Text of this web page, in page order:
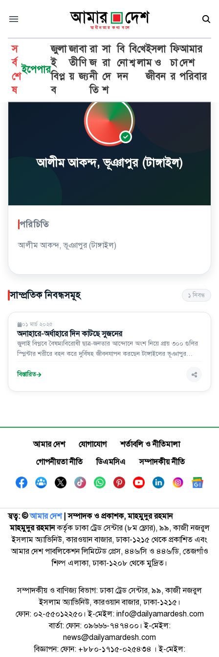
স
র্ব
শে
ষ
ইপেপার
জুলা
ই
বিপ্ল
ব
জা
তী
য়
বা
ণি
জ্য
রা
জ
নী
তি
সা
রা
দে
শ
বি
নো
দন
বি
শ্ব
খে
লা
ইসলা
ম ও
জীবন
ফি
চা
র
আমার
দেশ
পরিবার
আলীম আকন্দ, ভূঞাপুর (টাঙ্গাইল)
পরিচিতি
আলীম আকন্দ, ভূঞাপুর (টাঙ্গাইল)
সাম্প্রতিক নিবন্ধসমূহ ১ নিবন্ধ
জুলাই বিপ্লব
০১ মার্চ ২০২৫
অনাহারে-অর্ধাহারে দিন কাটছে সুজনের
জুলাই বিপ্লবে বৈষম্যবিরোধী ছাত্র-জনতার আন্দোনে অংশ নিয়ে প্রায় ৩০০ গুলির
স্প্লিন্টার শরীরে বহন করে দুর্বিষহ জীবনযাপন করছেন টাঙ্গাইলের ভূঞাপুর
বিস্তারিত
আমার দেশ যোগাযোগ
শর্তাবলি ও নীতিমালা
গোপনীয়তা নীতি
ডিএমসিএ সম্পাদকীয় নীতি
স্বত্ব: ©️আমার দেশ| সম্পাদক ও প্রকাশক, মাহমুদুর রহমান
মাহমুদুর রহমানকর্তৃক ঢাকা ট্রেড সেন্টার (৮ম ফ্লোর), ৯৯, কাজী নজরুল
ইসলাম অ্যাভিনিউ, কারওয়ান বাজার, ঢাকা-১২১৫ থেকে প্রকাশিত এবং
আমার দেশ পাবলিকেশন লিমিটেড প্রেস, ৪৪৬/সি ও ৪৪৬/ডি, তেজগাঁও
শিল্প এলাকা, ঢাকা-১২০৮ থেকে মুদ্রিত।
সম্পাদকীয় ও বাণিজ্য বিভাগ: ঢাকা ট্রেড সেন্টার, ৯৯, কাজী নজরুল
ইসলাম অ্যাভিনিউ, কারওয়ান বাজার, ঢাকা-১২১৫।
ফোন: ০২-৫৫০১২২৫০। ই-মেইল: info@dailyamardesh.com
বার্তা: ফোন: ০৯৬৬৬-৭৪৭৪০০। ই-মেইল:
news@dailyamardesh.com
বিজ্ঞাপন: ফোন: +৮৮০-১৭১৫-০২৫৪৩৪ । ই-মেইল: